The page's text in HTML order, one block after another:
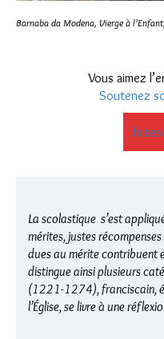
Barnaba da Modena, Vierge à
Vous aimez
Soutenez
La scolastique s’est
mérites, justes
dues au mérite contribuent
distingue ainsi plusieurs
(1221-1274), franciscain,
l’Église, se livre à une